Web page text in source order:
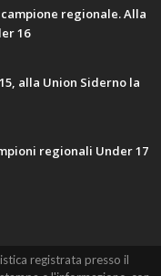
regionale. Alla
16
alla Union Siderno la
regionali Under 17
registrata presso il